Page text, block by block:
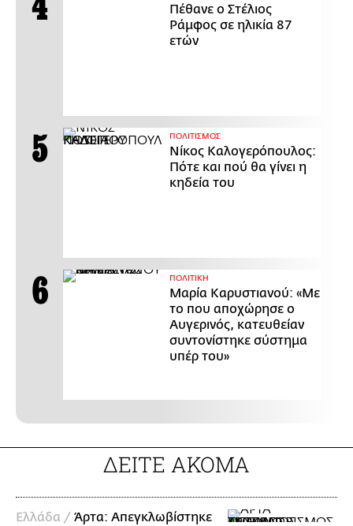
Πέθανε ο Στέλιος
Ράμφος σε ηλικία 87
ετών
ΠΟΛΙΤΙΣΜΟΣ
Νίκος Καλογερόπουλος:
Πότε και πού θα γίνει η
κηδεία του
ΠΟΛΙΤΙΚΗ
Μαρία Καρυστιανού: «Με
το που αποχώρησε ο
Αυγερινός, κατευθείαν
συντονίστηκε σύστημα
υπέρ του»
ΔΕΙΤΕ ΑΚΟΜΑ
Ελλάδα / Άρτα: Απεγκλωβίστηκε